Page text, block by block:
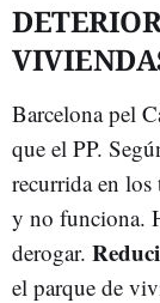
Barcelona pel
que el PP.
recurrida en
y no funciona.
derogar.
el parque de